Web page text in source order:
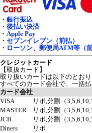
・銀行振込
・後払い決済
・Apple Pay
・セブンイレブン（前払）
・ローソン、郵便局ATM等（前
クレジットカード
【取扱カード】
取り扱いカードは以下のとおり
すべてのカード会社で、一括
カード会社
VISA
リボ,分割（
MASTER
リボ,分割（
JCB
リボ,分割（
Diners
リボ